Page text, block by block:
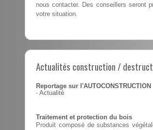
nous contacter. Des conseillers seront
votre situation.
Actualités construction /
Reportage sur l'AUTOCONSTRUCTION
- Actualité
Traitement et protection du bois
Produit composé de substances